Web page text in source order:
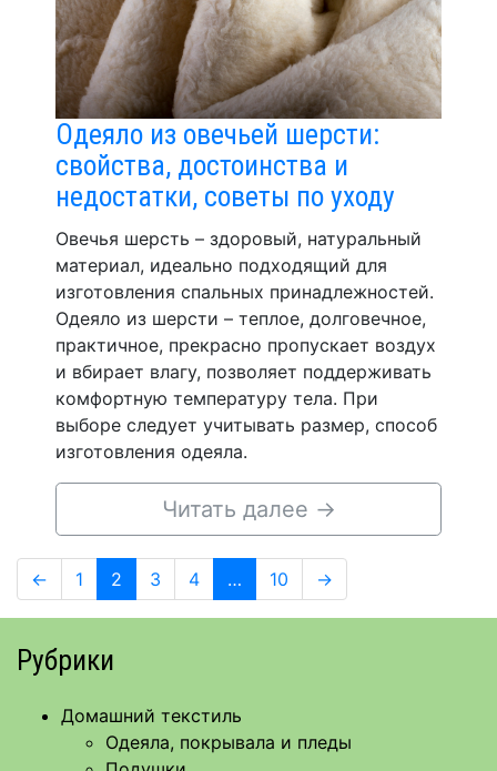
Одеяло из овечьей шерсти:
свойства, достоинства и
недостатки, советы по уходу
Овечья шерсть – здоровый, натуральный
материал, идеально подходящий для
изготовления спальных принадлежностей.
Одеяло из шерсти – теплое, долговечное,
практичное, прекрасно пропускает воздух
и вбирает влагу, позволяет поддерживать
комфортную температуру тела. При
выборе следует учитывать размер, способ
изготовления одеяла.
Читать далее →
Навигация
по
← Page
1 Page
2 Page
3 Page
4 … Page
10 →
Рубрики
Домашний текстиль
Одеяла, покрывала и пледы